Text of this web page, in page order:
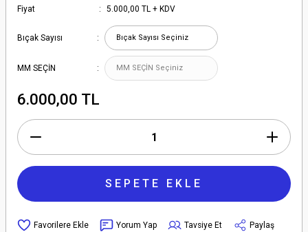
Fiyat
5.000,00 TL + KDV
Bıçak Sayısı
MM SEÇİN
6.000,00 TL
SEPETE EKLE
Yorum Yap Tavsiye Et
Paylaş